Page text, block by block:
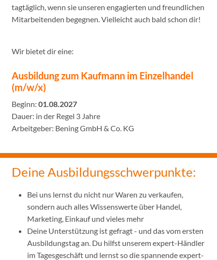
tagtäglich, wenn sie unseren engagierten und freundlichen
Mitarbeitenden begegnen. Vielleicht auch bald schon dir!
Wir bietet dir eine:
Ausbildung zum Kaufmann im Einzelhandel
(m/w/x)
Beginn: 01.08.2027
Dauer: in der Regel 3 Jahre
Arbeitgeber: Bening GmbH & Co. KG
Deine Ausbildungsschwerpunkte:
Bei uns lernst du nicht nur Waren zu verkaufen,
sondern auch alles Wissenswerte über Handel,
Marketing, Einkauf und vieles mehr
Deine Unterstützung ist gefragt - und das vom ersten
Ausbildungstag an. Du hilfst unserem expert-Händler
im Tagesgeschäft und lernst so die spannende expert-